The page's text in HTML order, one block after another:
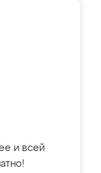
и всей